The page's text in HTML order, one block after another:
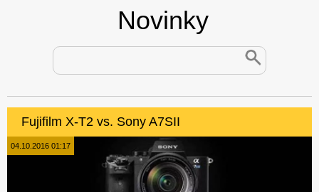
Novinky
Fujifilm X-T2 vs. Sony A7SII
04.10.2016 01:17